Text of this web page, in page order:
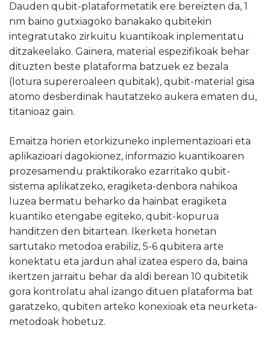
Dauden qubit-plataformetatik ere bereizten da, 1
nm baino gutxiagoko banakako qubitekin
integratutako zirkuitu kuantikoak inplementatu
ditzakeelako. Gainera, material espezifikoak behar
dituzten beste plataforma batzuek ez bezala
(lotura supereroaleen qubitak), qubit-material gisa
atomo desberdinak hautatzeko aukera ematen du,
titanioaz gain.
Emaitza horien etorkizuneko inplementazioari eta
aplikazioari dagokionez, informazio kuantikoaren
prozesamendu praktikorako ezarritako qubit-
sistema aplikatzeko, eragiketa-denbora nahikoa
luzea bermatu beharko da hainbat eragiketa
kuantiko etengabe egiteko, qubit-kopurua
handitzen den bitartean. Ikerketa honetan
sartutako metodoa erabiliz, 5-6 qubitera arte
konektatu eta jardun ahal izatea espero da, baina
ikertzen jarraitu behar da aldi berean 10 qubitetik
gora kontrolatu ahal izango dituen plataforma bat
garatzeko, qubiten arteko konexioak eta neurketa-
metodoak hobetuz.